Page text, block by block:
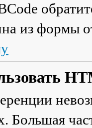
из формы
Большая